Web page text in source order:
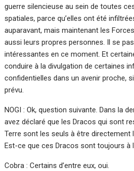
guerre silencieuse au sein de toutes
spatiales, parce qu’elles ont été
auparavant, mais maintenant les
aussi leurs propres personnes. Il se
intéressantes en ce moment. Et
conduire à la divulgation de certaines
confidentielles dans un avenir proche,
prévu.
NOGI : Ok, question suivante. Dans la
avez déclaré que les Dracos qui sont
Terre sont les seuls à être directement
Est-ce que ces Dracos sont toujours à
Cobra : Certains d’entre eux, oui.